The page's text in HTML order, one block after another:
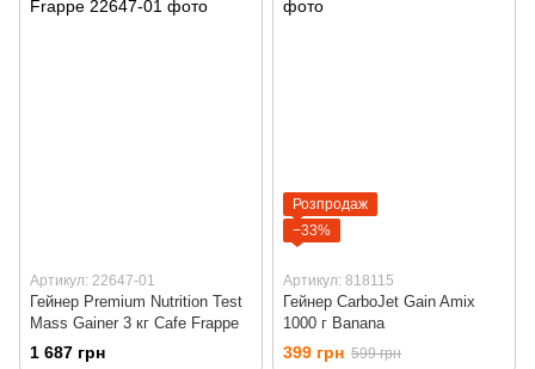
Артикул: 22647-01
Гейнер Premium Nutrition Test
Mass Gainer 3 кг Cafe Frappe
1 687 грн
Розпродаж
−33%
Артикул: 818115
Гейнер CarboJet Gain Amix
1000 г Banana
399 грн 599 грн